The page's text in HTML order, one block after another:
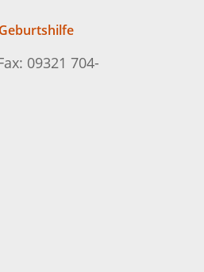
09321 704-